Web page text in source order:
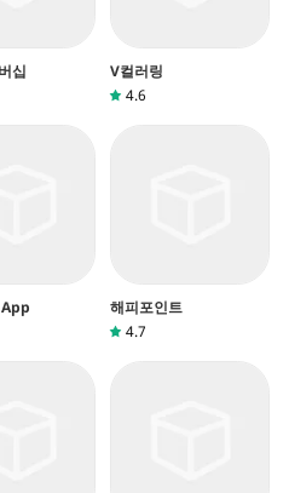
십
V컬러링
4.6
해피포인트
4.7